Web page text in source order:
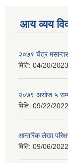
आय व्यय
२०७९ चैत्र
मिति: 04/20/
२०७९ असोज ५
मिति: 09/22/
आन्तरिक लेखा
मिति: 09/06/